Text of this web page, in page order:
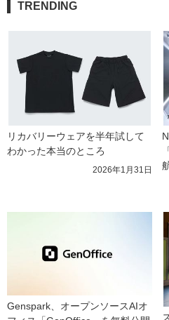
TRENDING
リカバリーウェアを半年試して
わかった本当のところ
2026年1月31日
Genspark、オープンソースAIオ